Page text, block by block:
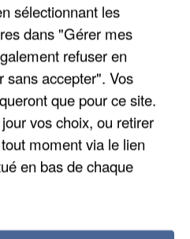
sélectionnant les
dans "Gérer mes
refuser en
sans accepter". Vos
que pour ce site.
vos choix, ou retirer
moment via le lien
en bas de chaque